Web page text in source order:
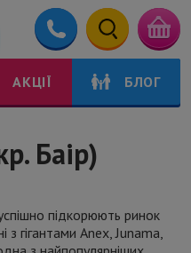
АКЦІЇ БЛОГ
Баір)
підкорюють ринок
гігантами Anex, Junama,